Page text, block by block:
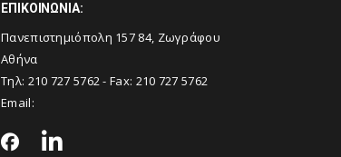
ΕΠΙΚΟΙΝΩΝΙΑ:
Πανεπιστημιόπολη 157 84, Ζωγράφου
Αθήνα
Τηλ: 210 727 5762- Fax: 210 727 5762
Email: